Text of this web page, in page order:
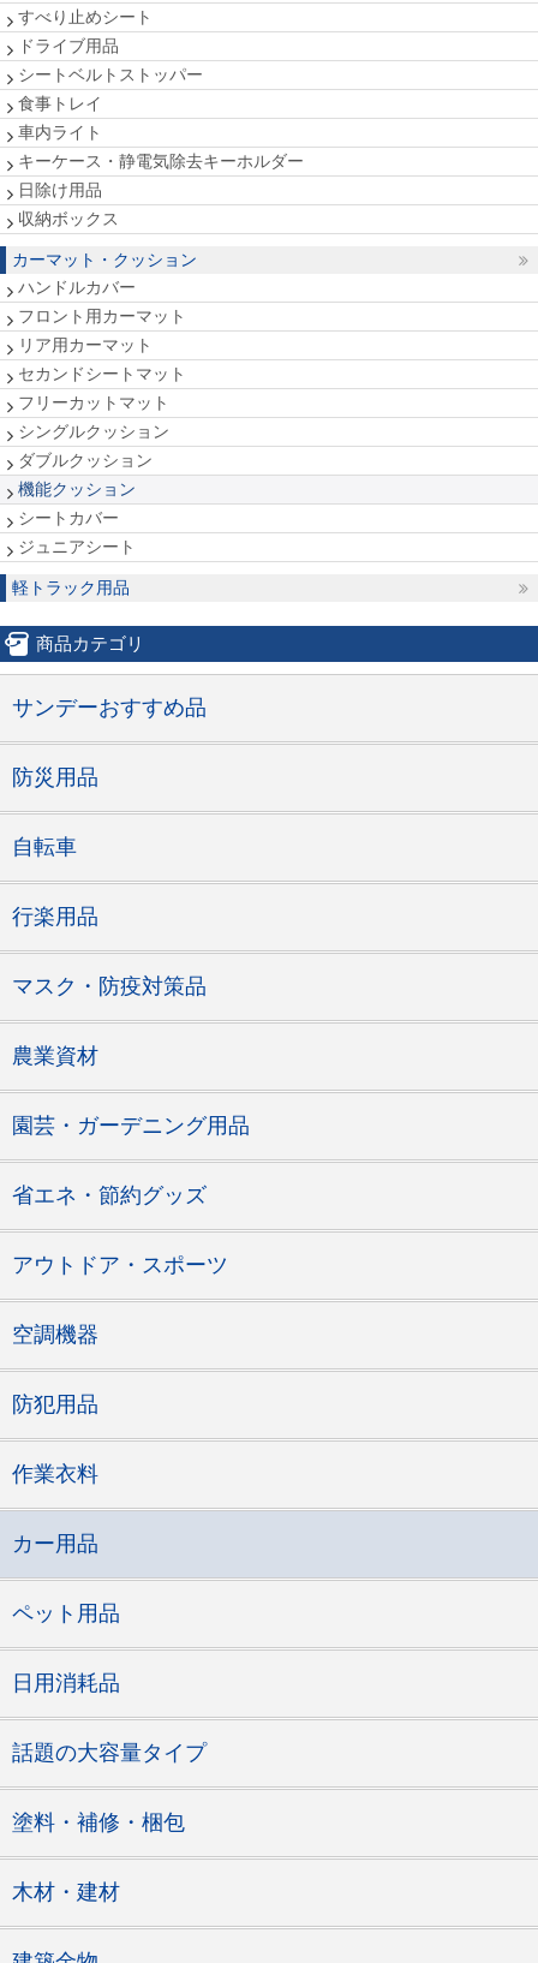
すべり止めシート
ドライブ用品
シートベルトストッパー
食事トレイ
車内ライト
キーケース・静電気除去キーホルダー
日除け用品
収納ボックス
カーマット・クッション
ハンドルカバー
フロント用カーマット
リア用カーマット
セカンドシートマット
フリーカットマット
シングルクッション
ダブルクッション
機能クッション
シートカバー
ジュニアシート
軽トラック用品
商品カテゴリ
サンデーおすすめ品
防災用品
自転車
行楽用品
マスク・防疫対策品
農業資材
園芸・ガーデニング用品
省エネ・節約グッズ
アウトドア・スポーツ
空調機器
防犯用品
作業衣料
カー用品
ペット用品
日用消耗品
話題の大容量タイプ
塗料・補修・梱包
木材・建材